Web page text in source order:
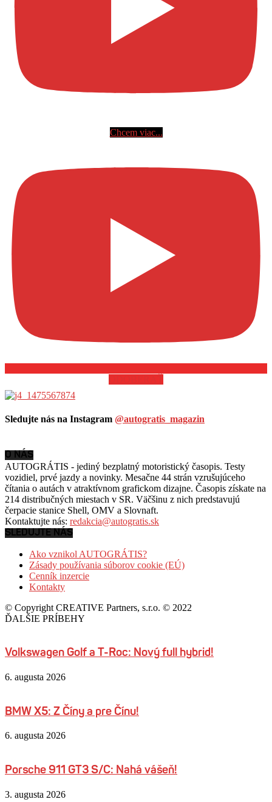
Chcem viac...
Sledujte nás na Instagram @autogratis_magazin
O NÁS
AUTOGRÁTIS - jediný bezplatný motoristický časopis. Testy
vozidiel, prvé jazdy a novinky. Mesačne 44 strán vzrušujúceho
čítania o autách v atraktívnom grafickom dizajne. Časopis získate na
214 distribučných miestach v SR. Väčšinu z nich predstavujú
čerpacie stanice Shell, OMV a Slovnaft.
Kontaktujte nás: redakcia@autogratis.sk
SLEDUJTE NÁS
Ako vznikol AUTOGRÁTIS?
Zásady používania súborov cookie (EÚ)
Cenník inzercie
Kontakty
© Copyright CREATIVE Partners, s.r.o. © 2022
ĎALŠIE PRÍBEHY
Volkswagen Golf a T-Roc: Nový full hybrid!
6. augusta 2026
BMW X5: Z Číny a pre Čínu!
6. augusta 2026
Porsche 911 GT3 S/C: Nahá vášeň!
3. augusta 2026